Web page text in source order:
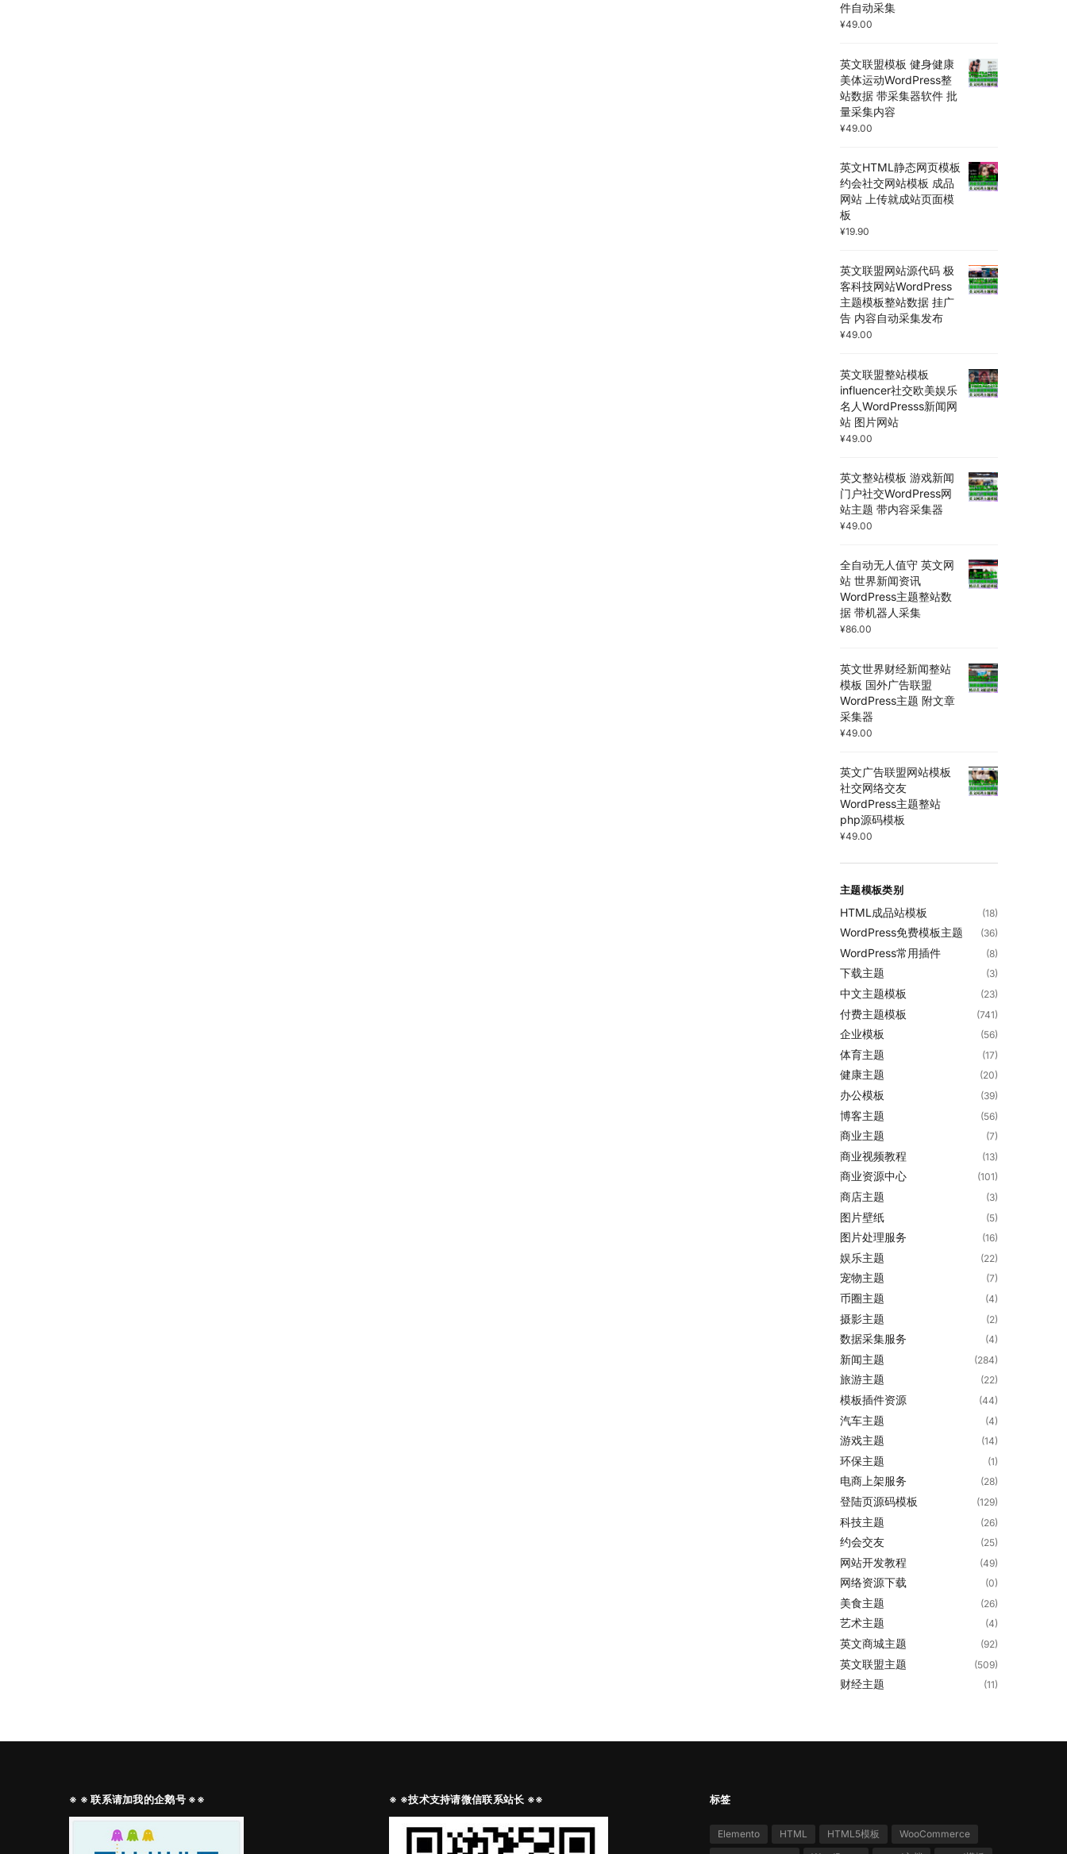
件自动采集
¥49.00
英文联盟模板 健身健康
美体运动WordPress整
站数据 带采集器软件 批
量采集内容
¥49.00
英文HTML静态网页模板
约会社交网站模板 成品
网站 上传就成站页面模
板
¥19.90
英文联盟网站源代码 极
客科技网站WordPress
主题模板整站数据 挂广
告 内容自动采集发布
¥49.00
英文联盟整站模板
influencer社交欧美娱乐
名人WordPresss新闻网
站 图片网站
¥49.00
英文整站模板 游戏新闻
门户社交WordPress网
站主题 带内容采集器
¥49.00
全自动无人值守 英文网
站 世界新闻资讯
WordPress主题整站数
据 带机器人采集
¥86.00
英文世界财经新闻整站
模板 国外广告联盟
WordPress主题 附文章
采集器
¥49.00
英文广告联盟网站模板
社交网络交友
WordPress主题整站
php源码模板
¥49.00
主题模板类别
HTML成品站模板 (18)
WordPress免费模板主题 (36)
WordPress常用插件 (8)
下载主题 (3)
中文主题模板 (23)
付费主题模板 (741)
企业模板 (56)
体育主题 (17)
健康主题 (20)
办公模板 (39)
博客主题 (56)
商业主题 (7)
商业视频教程 (13)
商业资源中心 (101)
商店主题 (3)
图片壁纸 (5)
图片处理服务 (16)
娱乐主题 (22)
宠物主题 (7)
币圈主题 (4)
摄影主题 (2)
数据采集服务 (4)
新闻主题 (284)
旅游主题 (22)
模板插件资源 (44)
汽车主题 (4)
游戏主题 (14)
环保主题 (1)
电商上架服务 (28)
登陆页源码模板 (129)
科技主题 (26)
约会交友 (25)
网站开发教程 (49)
网络资源下载 (0)
美食主题 (26)
艺术主题 (4)
英文商城主题 (92)
英文联盟主题 (509)
财经主题 (11)
※ ※ 联系请加我的企鹅号 ※※ ※ ※技术支持请微信联系站长 ※※ 标签
Elemento HTML HTML5模板
WooCommerce